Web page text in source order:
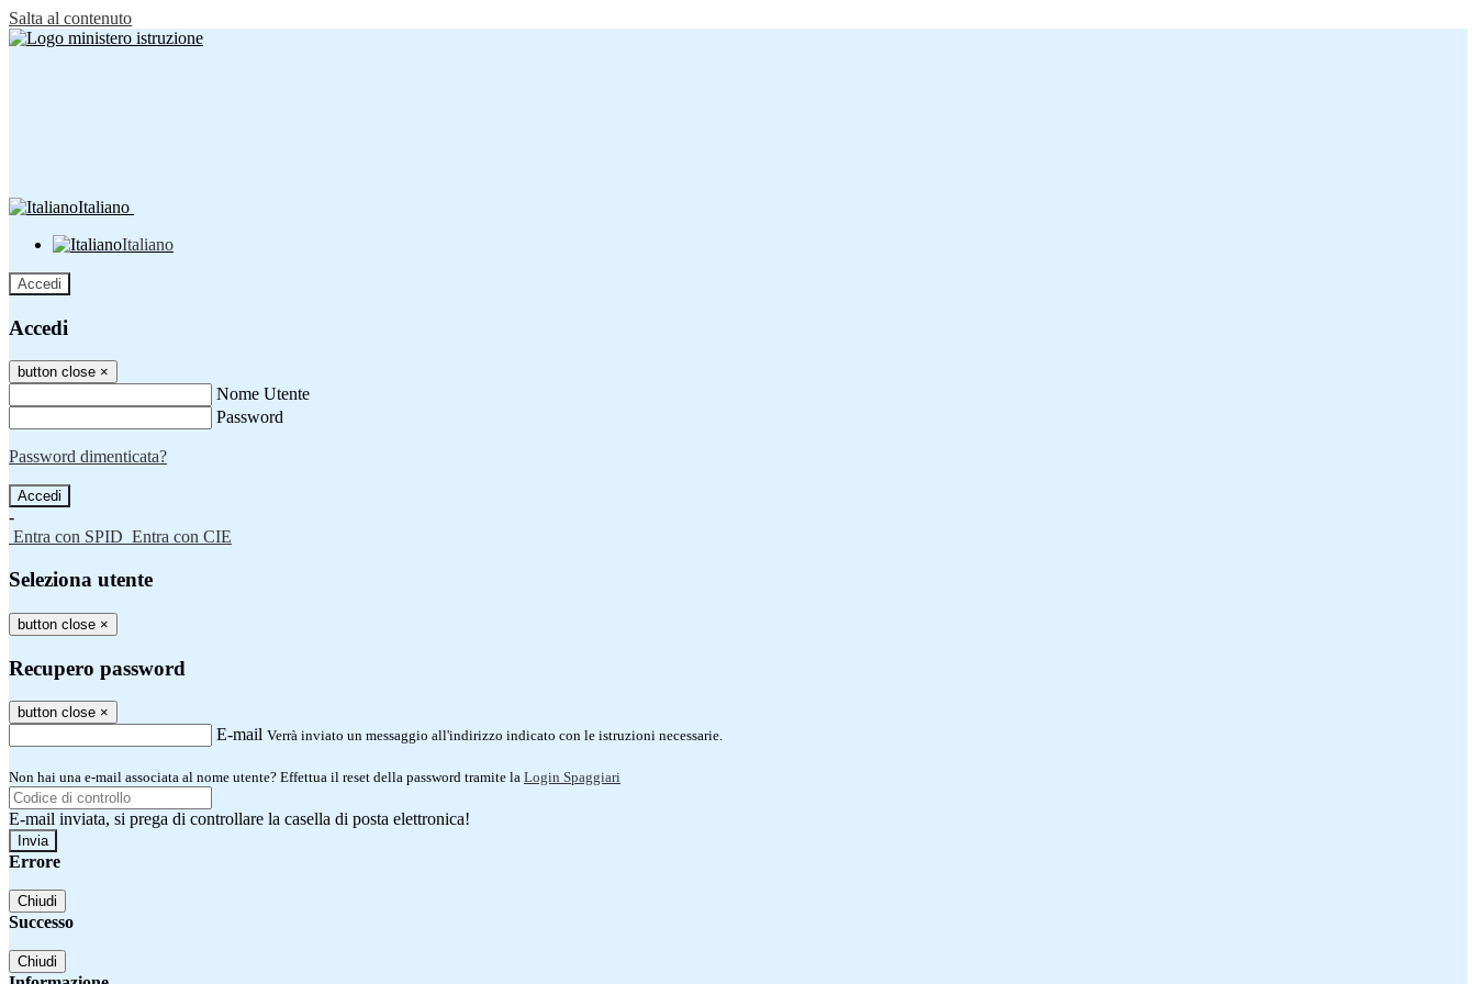
Salta al contenuto
Italiano
Italiano
Accedi
Accedi
button close ×
Nome Utente
Password
Password dimenticata?
-
Entra con SPID Entra con CIE
Seleziona utente
button close ×
Recupero password
button close ×
E-mail Verrà inviato un messaggio all'indirizzo indicato con le istruzioni necessarie.
Non hai una e-mail associata al nome utente? Effettua il reset della password tramite la Login Spaggiari
E-mail inviata, si prega di controllare la casella di posta elettronica!
Errore
Chiudi
Successo
Chiudi